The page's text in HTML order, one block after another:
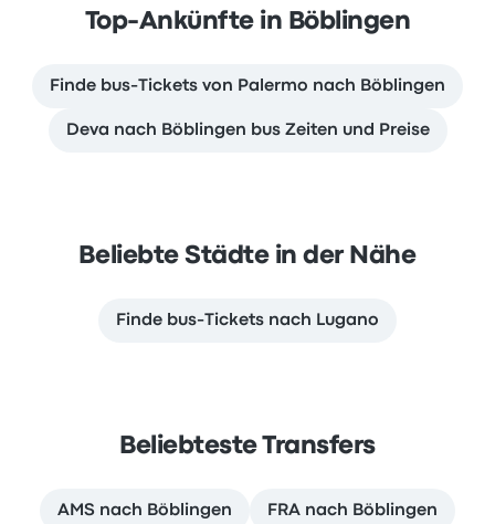
Top-Ankünfte in Böblingen
Finde bus-Tickets von Palermo nach Böblingen
Deva nach Böblingen bus Zeiten und Preise
Beliebte Städte in der Nähe
Finde bus-Tickets nach Lugano
Beliebteste Transfers
AMS nach Böblingen FRA nach Böblingen